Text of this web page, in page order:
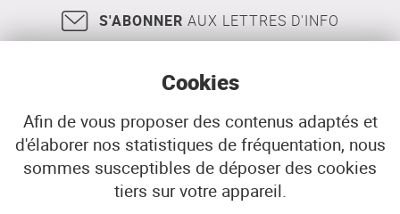
et
communauté
de
communes
abers
et
de
la
côte
S'ABONNER AUX LETTRES D'INFO
18, rue Jean Jaurès 29200 BREST
02 98 33 51 71
CONTACT
Cookies
Afin de vous proposer des contenus adaptés et
d'élaborer nos statistiques de fréquentation, nous
sommes susceptibles de déposer des cookies
tiers sur votre appareil.